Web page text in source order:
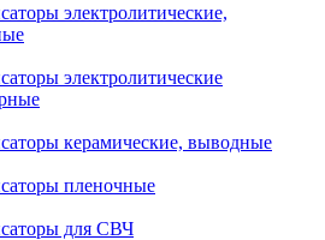
электролитические,
электролитические
керамические, выводные
пленочные
для СВЧ